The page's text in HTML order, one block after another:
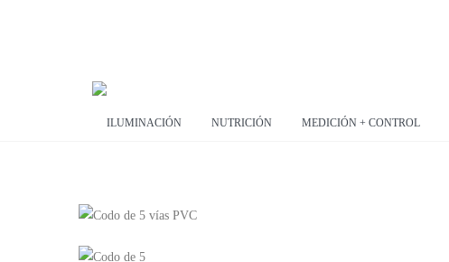
ILUMINACIÓN NUTRICIÓN MEDICIÓN + CONTROL